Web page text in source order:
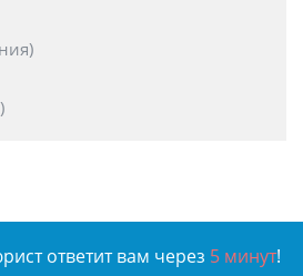
ответит вам через 5 минут!